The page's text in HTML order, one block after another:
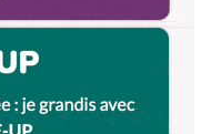
:
City Crunch